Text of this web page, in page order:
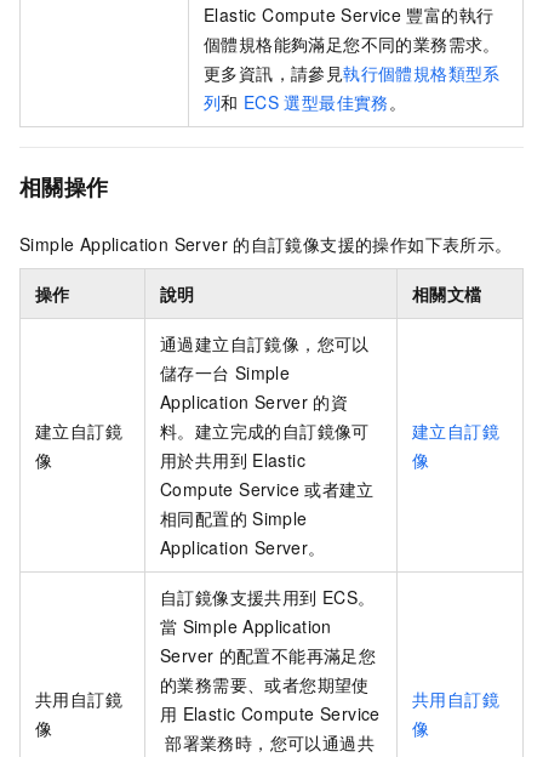
Elastic Compute Service 豐富的執行
個體規格能夠滿足您不同的業務需求。
更多資訊，請參見執行個體規格類型系
列和 ECS 選型最佳實務。
相關操作
Simple Application Server 的自訂鏡像支援的操作如下表所示。
操作 說明 相關文檔
建立自訂鏡
像
通過建立自訂鏡像，您可以
儲存一台 Simple
Application Server 的資
料。建立完成的自訂鏡像可
用於共用到 Elastic
Compute Service 或者建立
相同配置的 Simple
Application Server。
建立自訂鏡
像
共用自訂鏡
像
自訂鏡像支援共用到 ECS。
當 Simple Application
Server 的配置不能再滿足您
的業務需要、或者您期望使
用 Elastic Compute Service
部署業務時，您可以通過共
共用自訂鏡
像